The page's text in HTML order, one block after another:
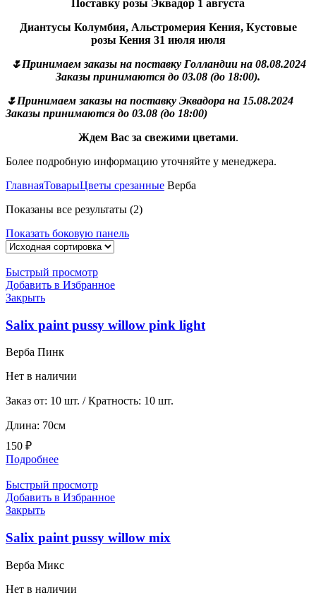
Поставку розы Эквадор 1 августа
Диантусы Колумбия, Альстромерия Кения, Кустовые
розы Кения 31 июля июля
🌷Принимаем заказы на поставку Голландии на 08.08.2024
Заказы принимаются до 03.08 (до 18:00).
🌷Принимаем заказы на поставку Эквадора на 15.08.2024
Заказы принимаются до 03.08 (до 18:00)
Ждем Вас за свежими цветами.
Более подробную информацию уточняйте у менеджера.
ГлавнаяТоварыЦветы срезанные Верба
Показаны все результаты (2)
Показать боковую панель
Быстрый просмотр
Добавить в Избранное
Закрыть
Salix paint pussy willow pink light
Верба Пинк
Нет в наличии
Заказ от: 10 шт. / Кратность: 10 шт.
Длина: 70см
150 ₽
Подробнее
Быстрый просмотр
Добавить в Избранное
Закрыть
Salix paint pussy willow mix
Верба Микс
Нет в наличии